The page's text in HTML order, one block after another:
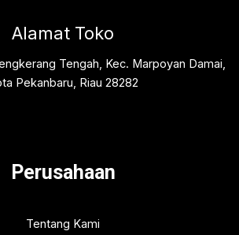
Alamat Toko
Tengah, Kec. Marpoyan Damai,
Pekanbaru, Riau 28282
Perusahaan
Tentang Kami